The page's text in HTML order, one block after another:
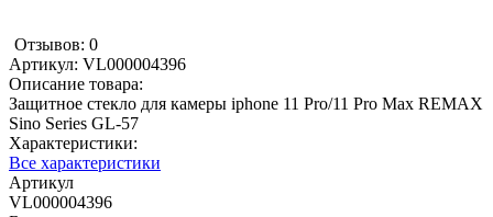
Отзывов: 0
Артикул: VL000004396
Описание товара:
Защитное стекло для камеры iphone 11 Pro/11 Pro Max REMAX
Sino Series GL-57
Характеристики:
Все характеристики
Артикул
VL000004396